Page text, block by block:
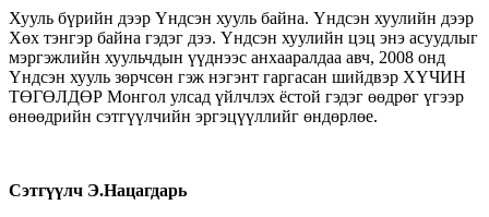
Хууль бүрийн дээр Үндсэн хууль байна. Үндсэн хуулийн дээр
Хөх тэнгэр байна гэдэг дээ. Үндсэн хуулийн цэц энэ асуудлыг
мэргэжлийн хуульчдын үүднээс анхааралдаа авч, 2008 онд
Үндсэн хууль зөрчсөн гэж нэгэнт гаргасан шийдвэр ХҮЧИН
ТӨГӨЛДӨР Монгол улсад үйлчлэх ёстой гэдэг өөдрөг үгээр
өнөөдрийн сэтгүүлчийн эргэцүүллийг өндөрлөе.
Сэтгүүлч Э.Нацагдарь